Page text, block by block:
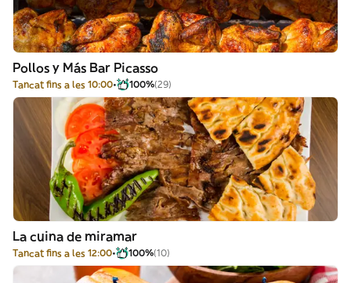
Pollos y Más Bar Picasso
Tancat fins a les 10:00 100%(29)
La cuina de miramar
Tancat fins a les 12:00 100%(10)